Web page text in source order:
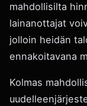
mahdollisilta
lainanottajat
jolloin heidän
ennakoitavana
Kolmas